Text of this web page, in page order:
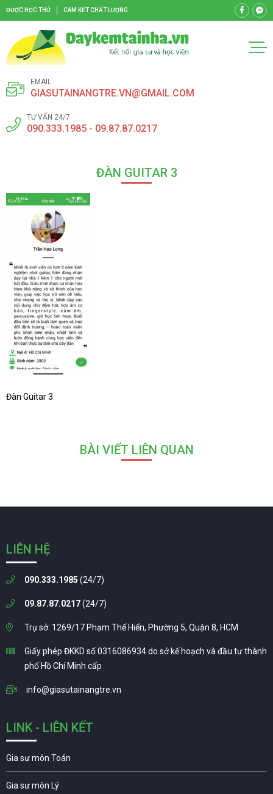
ĐƯỢC HỌC THỬ CAM KẾT CHẤT LƯỢNG
EMAIL
GIASUTAINANGTRE.VN@GMAIL.COM
TƯ VẤN 24/7
090.333.1985 - 09.87.87.0217
ĐÀN GUITAR 3
Đàn Guitar 3
BÀI VIẾT LIÊN QUAN
LIÊN HỆ
090.333.1985 (24/7)
09.87.87.0217(24/7)
Trụ sở: 1269/17 Phạm Thế Hiển, Phường 5, Quận 8, HCM
Giấy phép ĐKKD số 0316086934 do sở kế hoạch và đầu tư thành
phố Hồ Chí Minh cấp
info@giasutainangtre.vn
LINK - LIÊN KẾT
Gia sư môn Toán
Gia sư môn Lý